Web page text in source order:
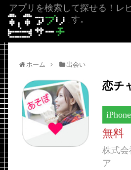
アプリを検索して探せる！レ
を掲載しています。
ホーム 出会い
恋チ
iPhone
無料
株式会
ア